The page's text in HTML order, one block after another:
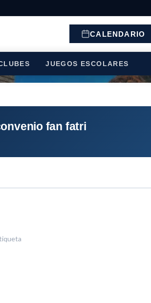
CALENDARIO
JUEGOS ESCOLARES
fan fatri